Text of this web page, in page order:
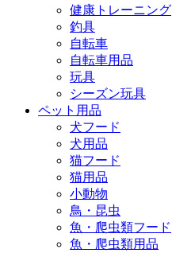
健康トレーニング
釣具
自転車
自転車用品
玩具
シーズン玩具
ペット用品
犬フード
犬用品
猫フード
猫用品
小動物
鳥・昆虫
魚・爬虫類フード
魚・爬虫類用品